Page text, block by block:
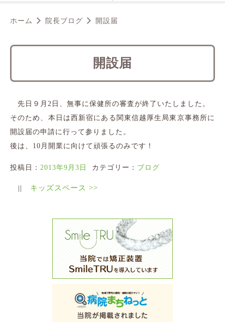
ホーム 院長ブログ 開設届
開設届
先日９月2日、無事に保健所の審査が終了いたしました。
そのため、本日は西新宿にある関東信越厚生局東京事務所に
開設届の申請に行って参りました。
後は、10月開業に向けて頑張るのみです！
投稿日： 2013年9月3日 カテゴリー： ブログ
|| キッズスペース >>